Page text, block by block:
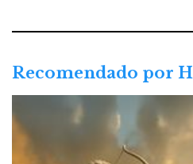
Recomendado por